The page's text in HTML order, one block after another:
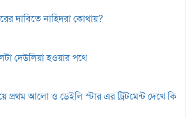
দাবিতে নাহিদরা কোথায়?
দেউলিয়া হওয়ার পথে
প্রথম আলো ও ডেইলি স্টার এর ট্রিটমেন্ট দেখে কি